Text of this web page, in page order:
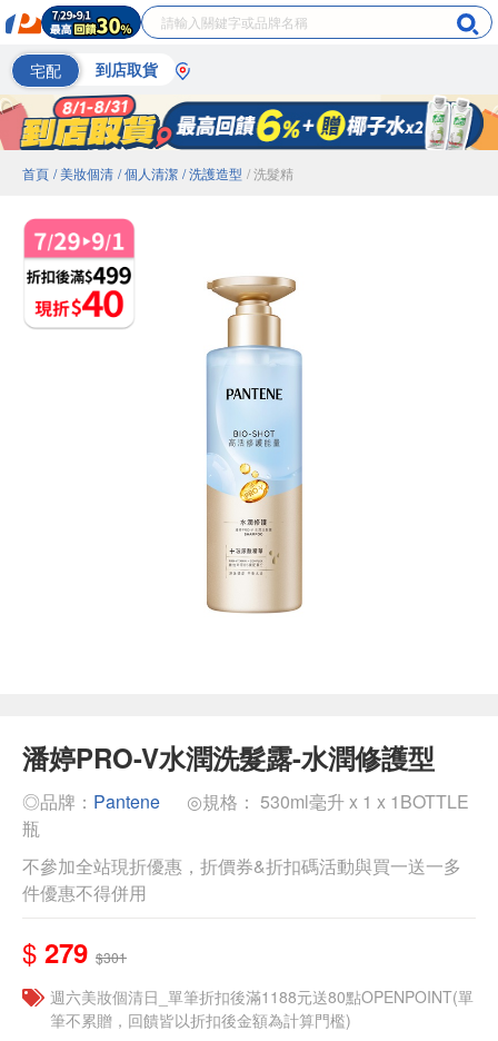
宅配 到店取貨
首頁 / 美妝個清 / 個人清潔 / 洗護造型 / 洗髮精
潘婷PRO-V水潤洗髮露-水潤修護型
◎品牌： Pantene
◎規格： 530ml毫升 x 1 x 1BOTTLE
瓶
不參加全站現折優惠，折價券&折扣碼活動與買一送一多
件優惠不得併用
$ 279 $301
週六美妝個清日_單筆折扣後滿1188元送80點OPENPOINT(單
筆不累贈，回饋皆以折扣後金額為計算門檻)